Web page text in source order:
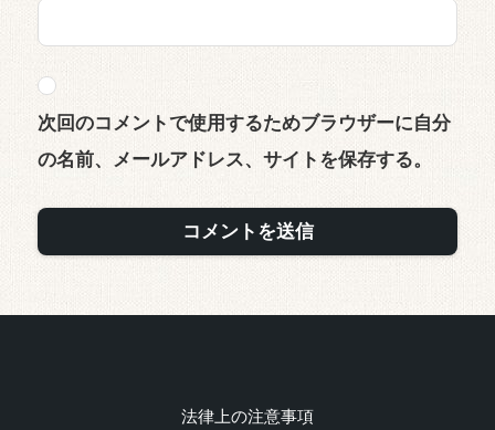
次回のコメントで使用するためブラウザーに自分
の名前、メールアドレス、サイトを保存する。
法律上の注意事項